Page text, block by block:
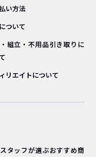
い方法
ついて
組立・不用品引き取りに
リエイトについて
タッフが選ぶおすすめ商